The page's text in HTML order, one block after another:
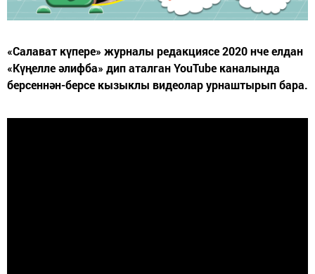
«Салават күпере» журналы редакциясе 2020 нче елдан
«Күңелле әлифба» дип аталган YouTube каналында
берсеннән-берсе кызыклы видеолар урнаштырып бара.